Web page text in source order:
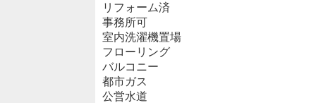
リフォーム済
事務所可
室内洗濯機置場
フローリング
バルコニー
都市ガス
公営水道